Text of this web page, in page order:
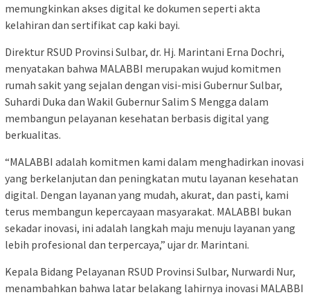
memungkinkan akses digital ke dokumen seperti akta
kelahiran dan sertifikat cap kaki bayi.
Direktur RSUD Provinsi Sulbar, dr. Hj. Marintani Erna Dochri,
menyatakan bahwa MALABBI merupakan wujud komitmen
rumah sakit yang sejalan dengan visi-misi Gubernur Sulbar,
Suhardi Duka dan Wakil Gubernur Salim S Mengga dalam
membangun pelayanan kesehatan berbasis digital yang
berkualitas.
“MALABBI adalah komitmen kami dalam menghadirkan inovasi
yang berkelanjutan dan peningkatan mutu layanan kesehatan
digital. Dengan layanan yang mudah, akurat, dan pasti, kami
terus membangun kepercayaan masyarakat. MALABBI bukan
sekadar inovasi, ini adalah langkah maju menuju layanan yang
lebih profesional dan terpercaya,” ujar dr. Marintani.
Kepala Bidang Pelayanan RSUD Provinsi Sulbar, Nurwardi Nur,
menambahkan bahwa latar belakang lahirnya inovasi MALABBI